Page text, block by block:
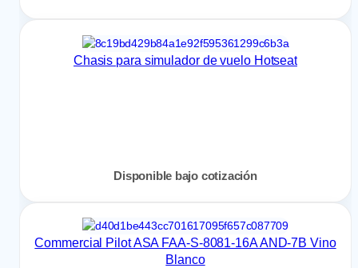
Chasis para simulador de vuelo Hotseat
Disponible bajo cotización
Commercial Pilot ASA FAA-S-8081-16A AND-7B Vino
Blanco